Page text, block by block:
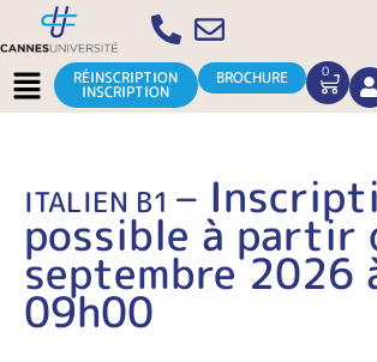
Aller
au
contenu
Menu RÉINSCRIPTION
INSCRIPTION
BROCHURE 0
CART
ITALIEN B1 –
possible à partir
septembre 2026
09h00